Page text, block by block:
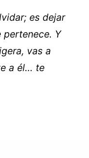
es dejar
pertenece. Y
vas a
a él… te